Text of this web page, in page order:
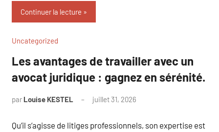
Continuer la lecture
Uncategorized
Les avantages de travailler avec un
avocat juridique : gagnez en sérénité.
par Louise KESTEL juillet 31, 2026
Qu’il s’agisse de litiges professionnels, son expertise est